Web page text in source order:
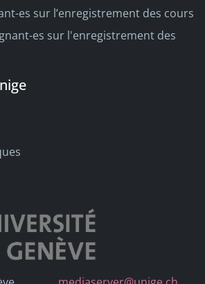
es sur l’enregistrement des cours
es sur l'enregistrement des